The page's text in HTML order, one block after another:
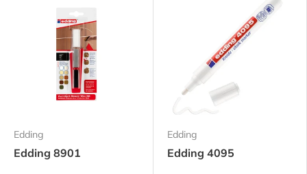
Edding
Edding 8901
Edding
Edding 4095